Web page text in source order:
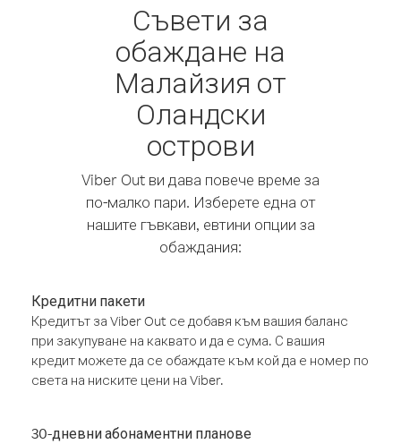
Съвети за
обаждане на
Малайзия от
Оландски
острови
Viber Out ви дава повече време за
по-малко пари. Изберете една от
нашите гъвкави, евтини опции за
обаждания:
Кредитни пакети
Кредитът за Viber Out се добавя към вашия баланс
при закупуване на каквато и да е сума. С вашия
кредит можете да се обаждате към кой да е номер по
света на ниските цени на Viber.
30-дневни абонаментни планове